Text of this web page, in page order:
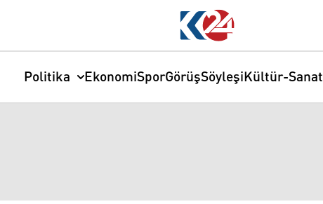
Politika EkonomiSporGörüşSöyleşiKültür-Sanat